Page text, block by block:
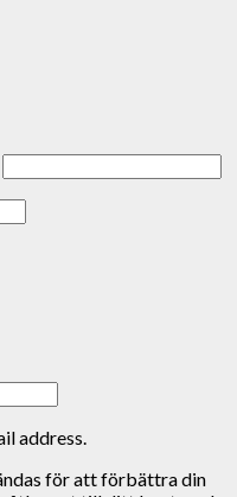
address.
för att förbättra din